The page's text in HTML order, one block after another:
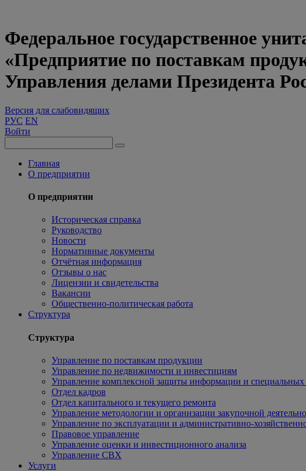
Федеральное государственное
«Предприятие по поставкам
Управления делами Президента
Версия для слабовидящих
РУС EN
Войти
Главная
О предприятии
О предприятии
Историческая справка
Руководство
Новости
Нормативные документы
Отчётная информация
Отзывы о нас
Лицензии и свидетельства
Вакансии
Общественно-политическая работа
Структура
Структура
Управление по поставкам продукции
Управление по недвижимости и инвестициям
Управление комплексной защиты информации и
Отдел кадров
Отдел капитального и текущего ремонта
Управление методологии и организации закупочной
Управление по эксплуатации и административно-
Правовое управление
Управление оценки и инвестиционного анализа
Управление СВХ
Услуги